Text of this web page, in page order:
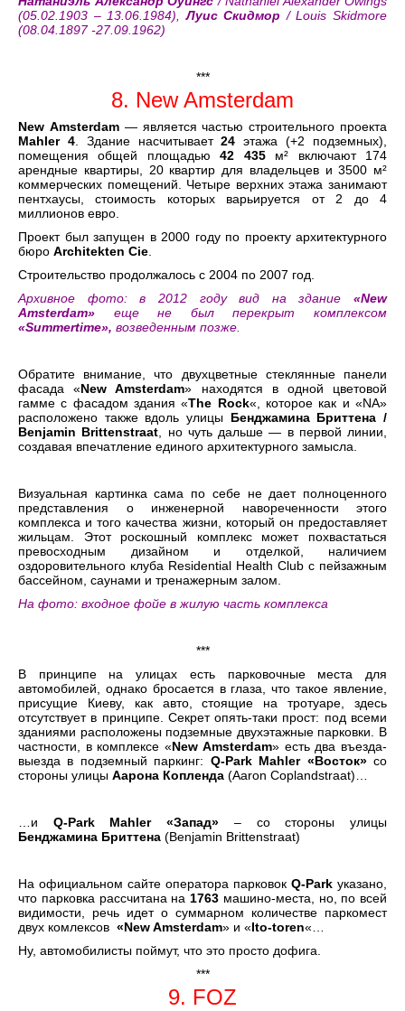
(05.02.1903 – 13.06.1984),Луис Скидмор / Louis Skidmore
(08.04.1897 -27.09.1962)
***
8. New Amsterdam
New Amsterdam— является частью строительного проекта
Mahler 4. Здание насчитывает24 этажа (+2 подземных),
помещения общей площадью42 435м² включают 174
арендные квартиры, 20 квартир для владельцев и 3500 м²
коммерческих помещений. Четыре верхних этажа занимают
пентхаусы, стоимость которых варьируется от 2 до 4
миллионов евро.
Проект был запущен в 2000 году по проекту архитектурного
бюро Architekten Cie.
Строительство продолжалось с 2004 по 2007 год.
Архивное фото: в 2012 году вид на здание «New
Amsterdam» еще не был перекрыт комплексом
«Summertime», возведенным позже.
Обратите внимание, что двухцветные стеклянные панели
фасада «New Amsterdam» находятся в одной цветовой
гамме с фасадом здания «The Rock«, которое как и «NA»
расположено также вдоль улицы Бенджамина Бриттена /
Benjamin Brittenstraat, но чуть дальше — в первой линии,
создавая впечатление единого архитектурного замысла.
Визуальная картинка сама по себе не дает полноценного
представления о инженерной навореченности этого
комплекса и того качества жизни, который он предоставляет
жильцам. Этот роскошный комплекс может похвастаться
превосходным дизайном и отделкой, наличием
оздоровительного клуба Residential Health Club с пейзажным
бассейном, саунами и тренажерным залом.
На фото: входное фойе в жилую часть комплекса
***
В принципе на улицах есть парковочные места для
автомобилей, однако бросается в глаза, что такое явление,
присущие Киеву, как авто, стоящие на тротуаре, здесь
отсутствует в принципе. Секрет опять-таки прост: под всеми
зданиями расположены подземные двухэтажные парковки. В
частности, в комплексе «New Amsterdam» есть два въезда-
выезда в подземный паркинг: Q-Park Mahler «Восток»со
стороны улицы Аарона Копленда (Aaron Coplandstraat)…
…и Q-Park Mahler «Запад» – со стороны улицы
Бенджамина Бриттена (Benjamin Brittenstraat)
На официальном сайте оператора парковок Q-Park указано,
что парковка рассчитана на 1763 машино-места, но, по всей
видимости, речь идет о суммарном количестве паркомест
двух комлексов «New Amsterdam» и «Ito-toren«…
Ну, автомобилисты поймут, что это просто дофига.
***
9. FOZ